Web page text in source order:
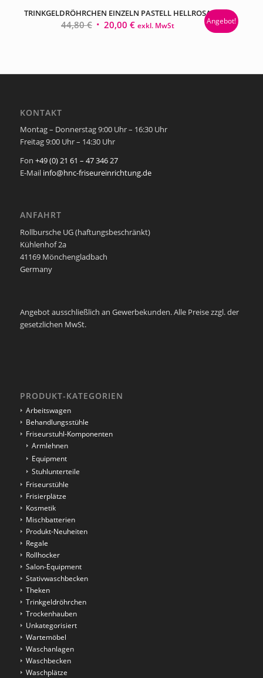
TRINKGELDRÖHRCHEN EINZELN PASTELL HELLROSA
44,80€ Ursprünglicher
20,00 €Aktueller
exkl. MwSt Angebot!
KONTAKT
Montag – Donnerstag 9:00 Uhr – 16:30 Uhr
Freitag 9:00 Uhr – 14:30 Uhr
Fon +49 (0) 21 61 – 47 346 27
E-Mail info@hnc-friseureinrichtung.de
ANFAHRT
Rollbursche UG (haftungsbeschränkt)
Kühlenhof 2a
41169 Mönchengladbach
Germany
Angebot ausschließlich an Gewerbekunden. Alle Preise zzgl. der
gesetzlichen MwSt.
PRODUKT-KATEGORIEN
Arbeitswagen
Behandlungsstühle
Friseurstuhl-Komponenten
Armlehnen
Equipment
Stuhlunterteile
Friseurstühle
Frisierplätze
Kosmetik
Mischbatterien
Produkt-Neuheiten
Regale
Rollhocker
Salon-Equipment
Stativwaschbecken
Theken
Trinkgeldröhrchen
Trockenhauben
Unkategorisiert
Wartemöbel
Waschanlagen
Waschbecken
Waschplätze